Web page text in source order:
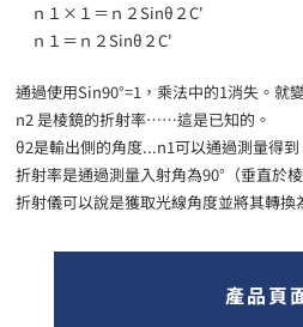
ｎ１×１＝ｎ２Sinθ２C'
ｎ１＝ｎ２Sinθ２C'
通過使用Sin90°=1，乘法中的1消失。就
n2 是棱鏡的折射率……這是已知的。
θ2是輸出側的角度...n1可以通過測量得到
折射率是通過測量入射角為90°（垂直於
折射儀可以說是獲取光線角度並將其轉換
產品頁